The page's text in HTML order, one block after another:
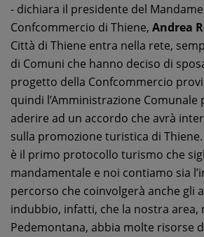
- dichiara il presidente del
Confcommercio di Thiene, Andrea
Città di Thiene entra nella rete,
di Comuni che hanno deciso di
progetto della Confcommercio
quindi l’Amministrazione Comunale
aderire ad un accordo che avrà
sulla promozione turistica di
è il primo protocollo turismo che
mandamentale e noi contiamo sia
percorso che coinvolgerà anche gli
indubbio, infatti, che la nostra area,
Pedemontana, abbia molte risorse